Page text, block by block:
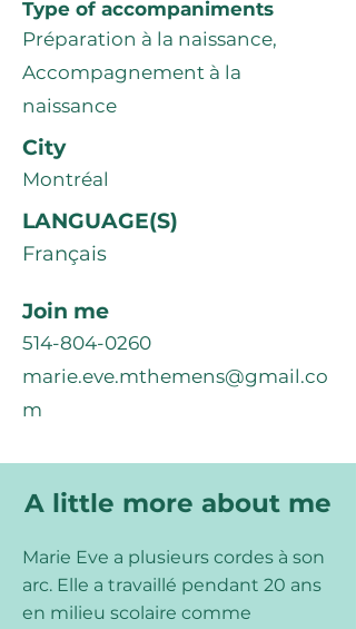
Type of accompaniments
Préparation à la naissance,
Accompagnement à la
naissance
City
Montréal
LANGUAGE(S)
Français
Join me
514-804-0260
marie.eve.mthemens@gmail.co
m
A little more about me
Marie Eve a plusieurs cordes à son
arc. Elle a travaillé pendant 20 ans
en milieu scolaire comme